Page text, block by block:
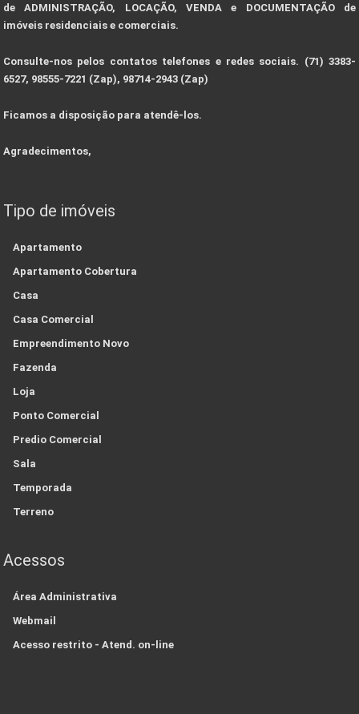
de ADMINISTRAÇÃO, LOCAÇÃO, VENDA e DOCUMENTAÇÃO de
imóveis residenciais e comerciais.
Consulte-nos pelos contatos telefones e redes sociais. (71) 3383-
6527, 98555-7221 (Zap), 98714-2943 (Zap)
Ficamos a disposição para atendê-los.
Agradecimentos,
Tipo de imóveis
Apartamento
Apartamento Cobertura
Casa
Casa Comercial
Empreendimento Novo
Fazenda
Loja
Ponto Comercial
Predio Comercial
Sala
Temporada
Terreno
Acessos
Área Administrativa
Webmail
Acesso restrito - Atend. on-line